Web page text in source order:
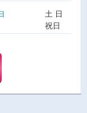
土 日
祝日